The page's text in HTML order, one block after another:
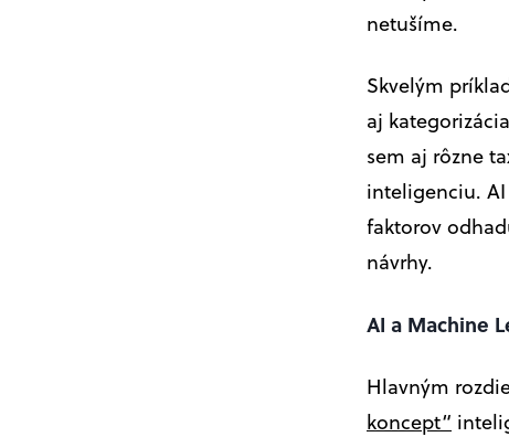
netušíme.
Skvelým
aj
sem aj rôzne
inteligenciu.
faktorov
návrhy.
AI a Machine
Hlavným
koncept“